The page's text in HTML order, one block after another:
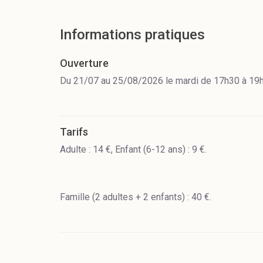
Informations pratiques
Ouverture
Du 21/07 au 25/08/2026 le mardi de 17h30 à
Tarifs
Adulte : 14 €, Enfant (6-12 ans) : 9 €.
Famille (2 adultes + 2 enfants) : 40 €.